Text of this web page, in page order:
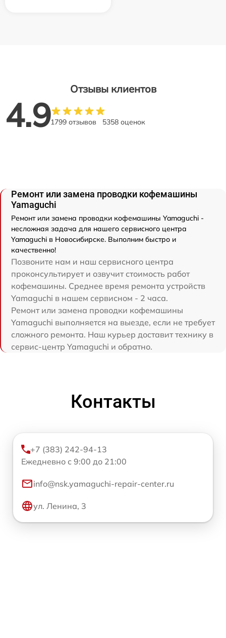
Отзывы клиентов
4.91799 отзывов 5358 оценок
Ремонт или замена проводки кофемашины
Yamaguchi
Ремонт или замена проводки кофемашины Yamaguchi -
несложная задача для нашего сервисного центра
Yamaguchi в Новосибирске. Выполним быстро и
качественно!
Позвоните нам и наш сервисного центра
проконсультирует и озвучит стоимость работ
кофемашины. Среднее время ремонта устройств
Yamaguchi в нашем сервисном - 2 часа.
Ремонт или замена проводки кофемашины
Yamaguchi выполняется на выезде, если не требует
сложного ремонта. Наш курьер доставит технику в
сервис-центр Yamaguchi и обратно.
Контакты
+7 (383) 242-94-13
Ежедневно с 9:00 до 21:00
info@nsk.yamaguchi-repair-center.ru
ул. Ленина, 3